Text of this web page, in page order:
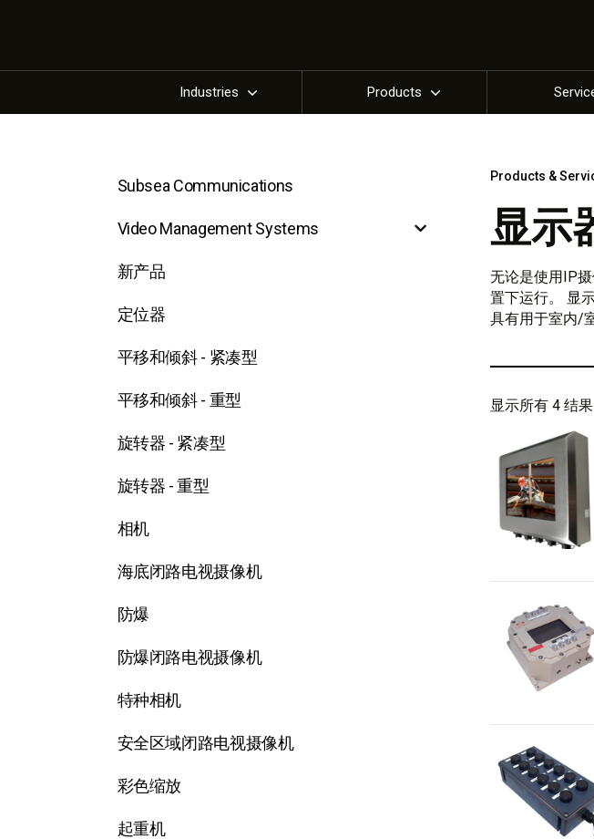
Industries Products
Subsea Communications
Video Management Systems
新产品
定位器
平移和倾斜 - 紧凑型
平移和倾斜 - 重型
旋转器 - 紧凑型
旋转器 - 重型
相机
海底闭路电视摄像机
防爆
防爆闭路电视摄像机
特种相机
安全区域闭路电视摄像机
彩色缩放
起重机
Products &
显示
无论是使用IP
置下运行。 显
具有用于室内/
显示所有 4 结果